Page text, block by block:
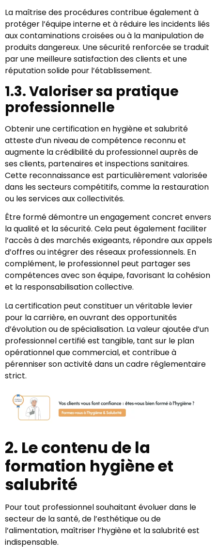
La maîtrise des procédures contribue également à
protéger l’équipe interne et à réduire les incidents liés
aux contaminations croisées ou à la manipulation de
produits dangereux. Une sécurité renforcée se traduit
par une meilleure satisfaction des clients et une
réputation solide pour l’établissement.
1.3. Valoriser sa pratique
professionnelle
Obtenir une certification en hygiène et salubrité
atteste d’un niveau de compétence reconnu et
augmente la crédibilité du professionnel auprès de
ses clients, partenaires et inspections sanitaires.
Cette reconnaissance est particulièrement valorisée
dans les secteurs compétitifs, comme la restauration
ou les services aux collectivités.
Être formé démontre un engagement concret envers
la qualité et la sécurité. Cela peut également faciliter
l’accès à des marchés exigeants, répondre aux appels
d’offres ou intégrer des réseaux professionnels. En
complément, le professionnel peut partager ses
compétences avec son équipe, favorisant la cohésion
et la responsabilisation collective.
La certification peut constituer un véritable levier
pour la carrière, en ouvrant des opportunités
d’évolution ou de spécialisation. La valeur ajoutée d’un
professionnel certifié est tangible, tant sur le plan
opérationnel que commercial, et contribue à
pérenniser son activité dans un cadre réglementaire
strict.
2. Le contenu de la
formation hygiène et
salubrité
Pour tout professionnel souhaitant évoluer dans le
secteur de la santé, de l’esthétique ou de
l’alimentation, maîtriser l’hygiène et la salubrité est
indispensable.